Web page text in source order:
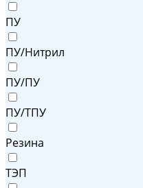
ПУ
ПУ/Нитрил
ПУ/ПУ
ПУ/ТПУ
Резина
ТЭП